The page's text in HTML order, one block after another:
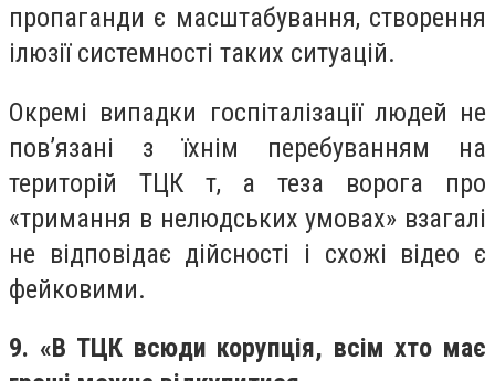
пропаганди є масштабування, створення
ілюзії системності таких ситуацій.
Окремі випадки госпіталізації людей не
пов’язані з їхнім перебуванням на
територій ТЦК т, а теза ворога про
«тримання в нелюдських умовах» взагалі
не відповідає дійсності і схожі відео є
фейковими.
9. «В ТЦК всюди корупція, всім хто має